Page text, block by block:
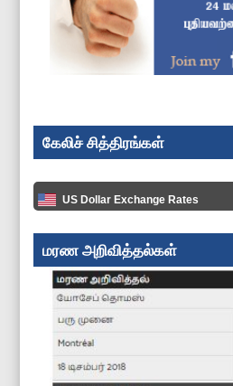
கேலிச் சித்திரங்கள்
US Dollar Exchange Rates
மரண அறிவித்தல்கள்